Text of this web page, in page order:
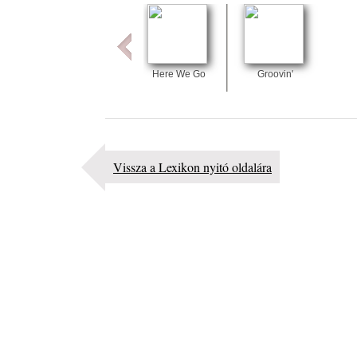
2026. augusztus 05.
Jazz-rock albumok 1983-ból - John Scofield „Out
Light”
2026. augusztus 05.
Jazz-rock albumok 1982-ből - John Scofield
Lemezek a hatvanas-hetvenes évekből - 84. rész:
Here We Go Groovin'
Vissza a Lexikon nyitó oldalára